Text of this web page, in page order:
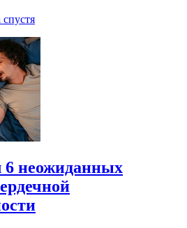
спустя
6 неожиданных